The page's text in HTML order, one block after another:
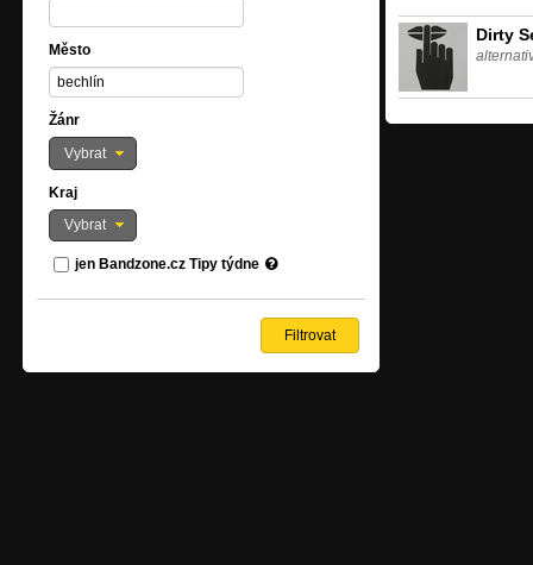
Město
Žánr
Vybrat
Kraj
Vybrat
jen Bandzone.cz Tipy týdne
Dirty